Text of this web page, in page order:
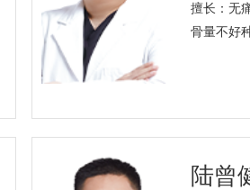
擅长：无
骨量不好
陆曾